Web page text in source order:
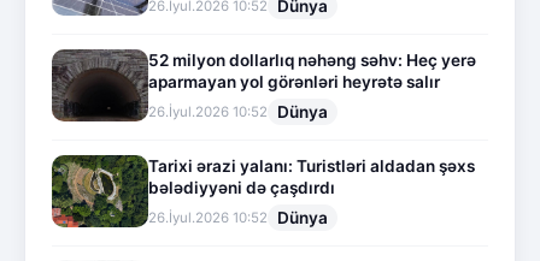
26.İyul.2026 10:52 Dünya
52 milyon dollarlıq nəhəng səhv: Heç yerə
aparmayan yol görənləri heyrətə salır
26.İyul.2026 10:52 Dünya
Tarixi ərazi yalanı: Turistləri aldadan şəxs
bələdiyyəni də çaşdırdı
26.İyul.2026 10:52 Dünya